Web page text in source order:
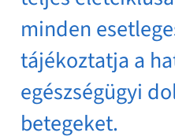
minden
tájékoztatja a
egészségügyi
betegeket.